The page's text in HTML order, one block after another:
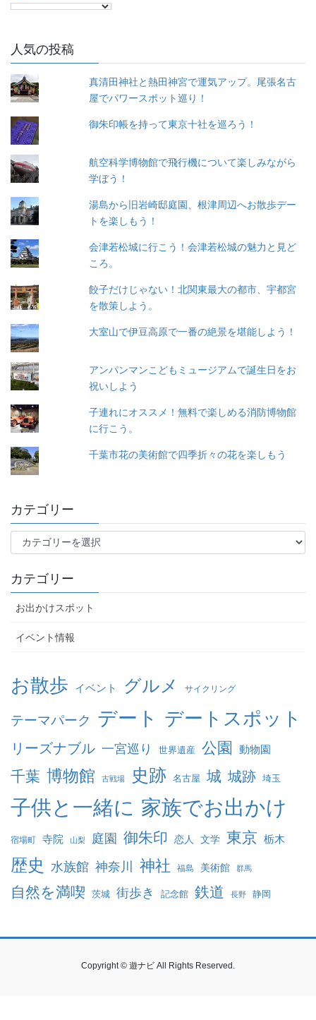
人気の投稿
真清田神社と熱田神宮で運気アップ。尾張名古
屋でパワースポット巡り！
御朱印帳を持って東京十社を巡ろう！
航空科学博物館で飛行機について楽しみながら
学ぼう！
湯島から旧岩崎邸庭園、根津周辺へお散歩デー
トを楽しもう！
会津若松城に行こう！会津若松城の魅力と見ど
ころ。
餃子だけじゃない！北関東最大の都市、宇都宮
を散策しよう。
大室山で伊豆高原で一番の絶景を堪能しよう！
アンパンマンこどもミュージアムで誕生日をお
祝いしよう
子連れにオススメ！無料で楽しめる消防博物館
に行こう。
千葉市花の美術館で四季折々の花を楽しもう
カテゴリー
テ
リ
ー
カテゴリー
お出かけスポット
イベント情報
お散歩 イベント グルメ サイクリング
テーマパーク デート デートスポット
リーズナブル 一宮巡り 世界遺産 公園 動物園
千葉 博物館 古戦場 史跡 名古屋 城 城跡 埼玉
子供と一緒に 家族でお出かけ
宿場町 寺院 山梨 庭園 御朱印 恋人 文学 東京 栃木
歴史 水族館 神奈川 神社 福島 美術館 群馬
自然を満喫 茨城 街歩き 記念館 鉄道 長野 静岡
Copyright © 遊ナビ All Rights Reserved.